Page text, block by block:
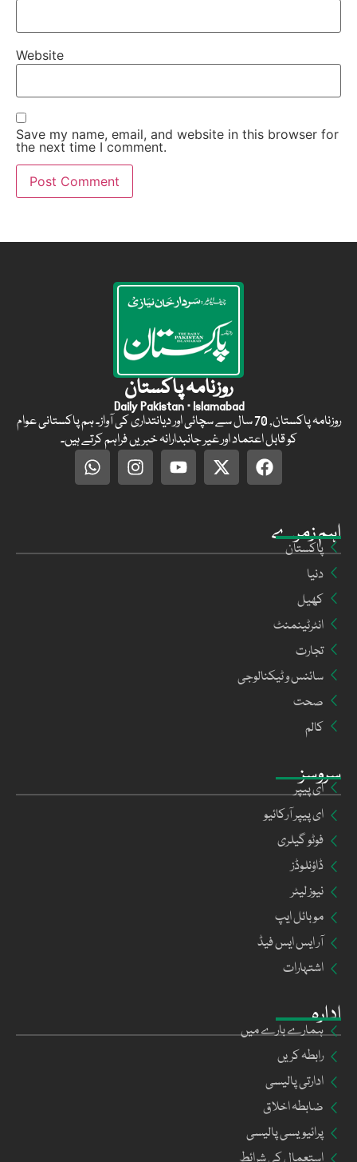
Website
Save my name, email, and website in this browser for
the next time I comment.
ادارہ
ہمارے بارے میں
رابطہ کریں
ادارتی پالیسی
ضابطہ اخلاق
پرائیویسی پالیسی
سروسز
ای پیپر
ای پیپر آرکائیو
فوٹو گیلری
ڈاؤنلوڈز
نیوز لیٹر
موبائل ایپ
آر ایس ایس فیڈ
اشتہارات
اہم زمرے
پاکستان
دنیا
کھیل
انٹرٹینمنٹ
تجارت
سائنس و ٹیکنالوجی
صحت
کالم
روزنامہ پاکستان
Daily Pakistan · Islamabad
روزنامہ پاکستان, 70 سال سے سچائی اور دیانتداری کی آواز۔ ہم پاکستانی عوام
کو قابل اعتماد اور غیر جانبدارانہ خبریں فراہم کرتے ہیں۔